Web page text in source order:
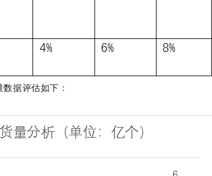
据评估如下：